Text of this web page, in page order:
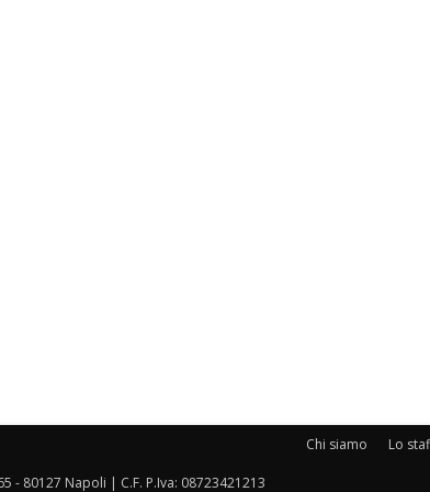
Chi siamo Lo
- 80127 Napoli | C.F. P.Iva: 08723421213